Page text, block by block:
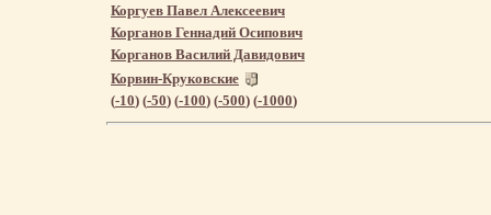
Коргуев Павел Алексеевич
Корганов Геннадий Осипович
Корганов Василий Давидович
Корвин-Круковские
(-10) (-50) (-100) (-500) (-1000)